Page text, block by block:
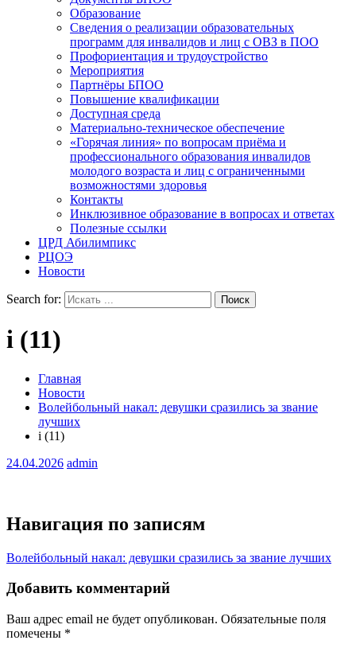
Образование
Сведения о реализации образовательных
программ для инвалидов и лиц с ОВЗ в ПОО
Профориентация и трудоустройство
Мероприятия
Партнёры БПОО
Повышение квалификации
Доступная среда
Материально-техническое обеспечение
«Горячая линия» по вопросам приёма и
профессионального образования инвалидов
молодого возраста и лиц с ограниченными
возможностями здоровья
Контакты
Инклюзивное образование в вопросах и ответах
Полезные ссылки
ЦРД Абилимпикс
РЦОЭ
Новости
Search for:
i (11)
Главная
Новости
Волейбольный накал: девушки сразились за звание
лучших
i (11)
24.04.2026 admin
Навигация по записям
Волейбольный накал: девушки сразились за звание лучших
Добавить комментарий
Ваш адрес email не будет опубликован. Обязательные поля
помечены *